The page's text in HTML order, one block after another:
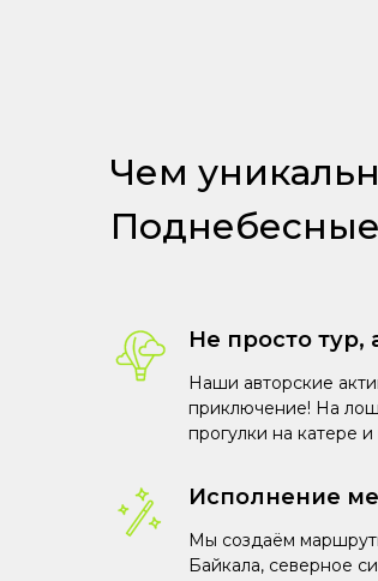
Чем
Не просто
Наши авторские
приключение! На
прогулки на катере
Исполнение
Мы создаём
Байкала, северное